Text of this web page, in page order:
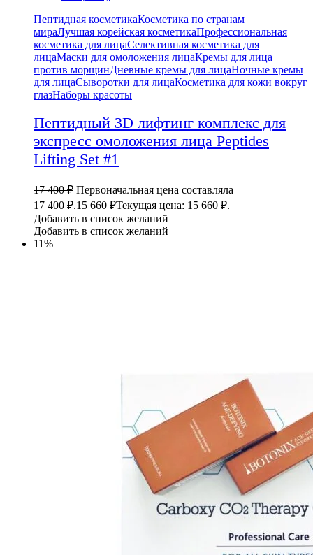
Пептидная косметикаКосметика по странам
мираЛучшая корейская косметикаПрофессиональная
косметика для лицаСелективная косметика для
лицаМаски для омоложения лицаКремы для лица
против морщинДневные кремы для лицаНочные кремы
для лицаСыворотки для лицаКосметика для кожи вокруг
глазНаборы красоты
Пептидный 3D лифтинг комплекс для
экспресс омоложения лица Peptides
Lifting Set #1
17 400₽ Первоначальная цена составляла
17 400 ₽.15 660 ₽Текущая цена: 15 660 ₽.
Добавить в список желаний
Добавить в список желаний
11%